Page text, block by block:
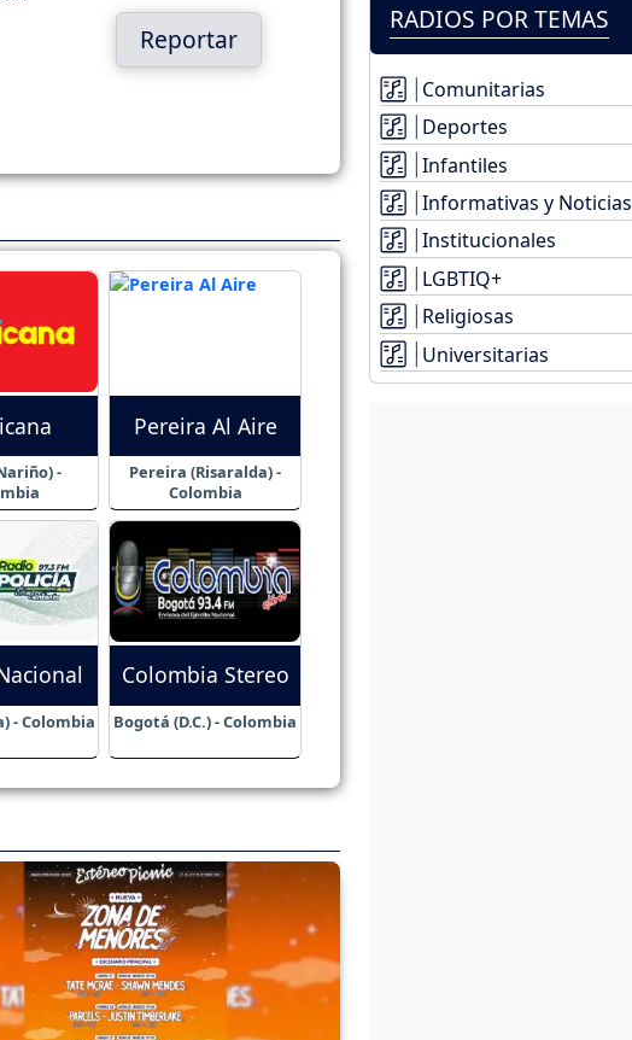
Reportar
-
Pereira Al Aire
Pereira (Risaralda) -
Colombia
- Colombia
Colombia Stereo
Bogotá (D.C.) - Colombia
RADIOS POR TEMAS
Comunitarias
Deportes
Infantiles
Informativas y Noticias
Institucionales
LGBTIQ+
Religiosas
Universitarias